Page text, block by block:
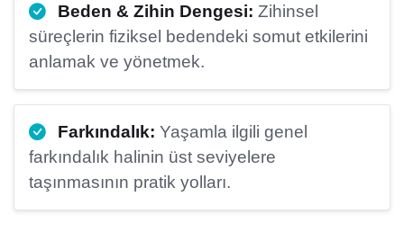
Beden & Zihin Dengesi: Zihinsel
süreçlerin fiziksel bedendeki somut etkilerini
anlamak ve yönetmek.
Farkındalık: Yaşamla ilgili genel
farkındalık halinin üst seviyelere
taşınmasının pratik yolları.